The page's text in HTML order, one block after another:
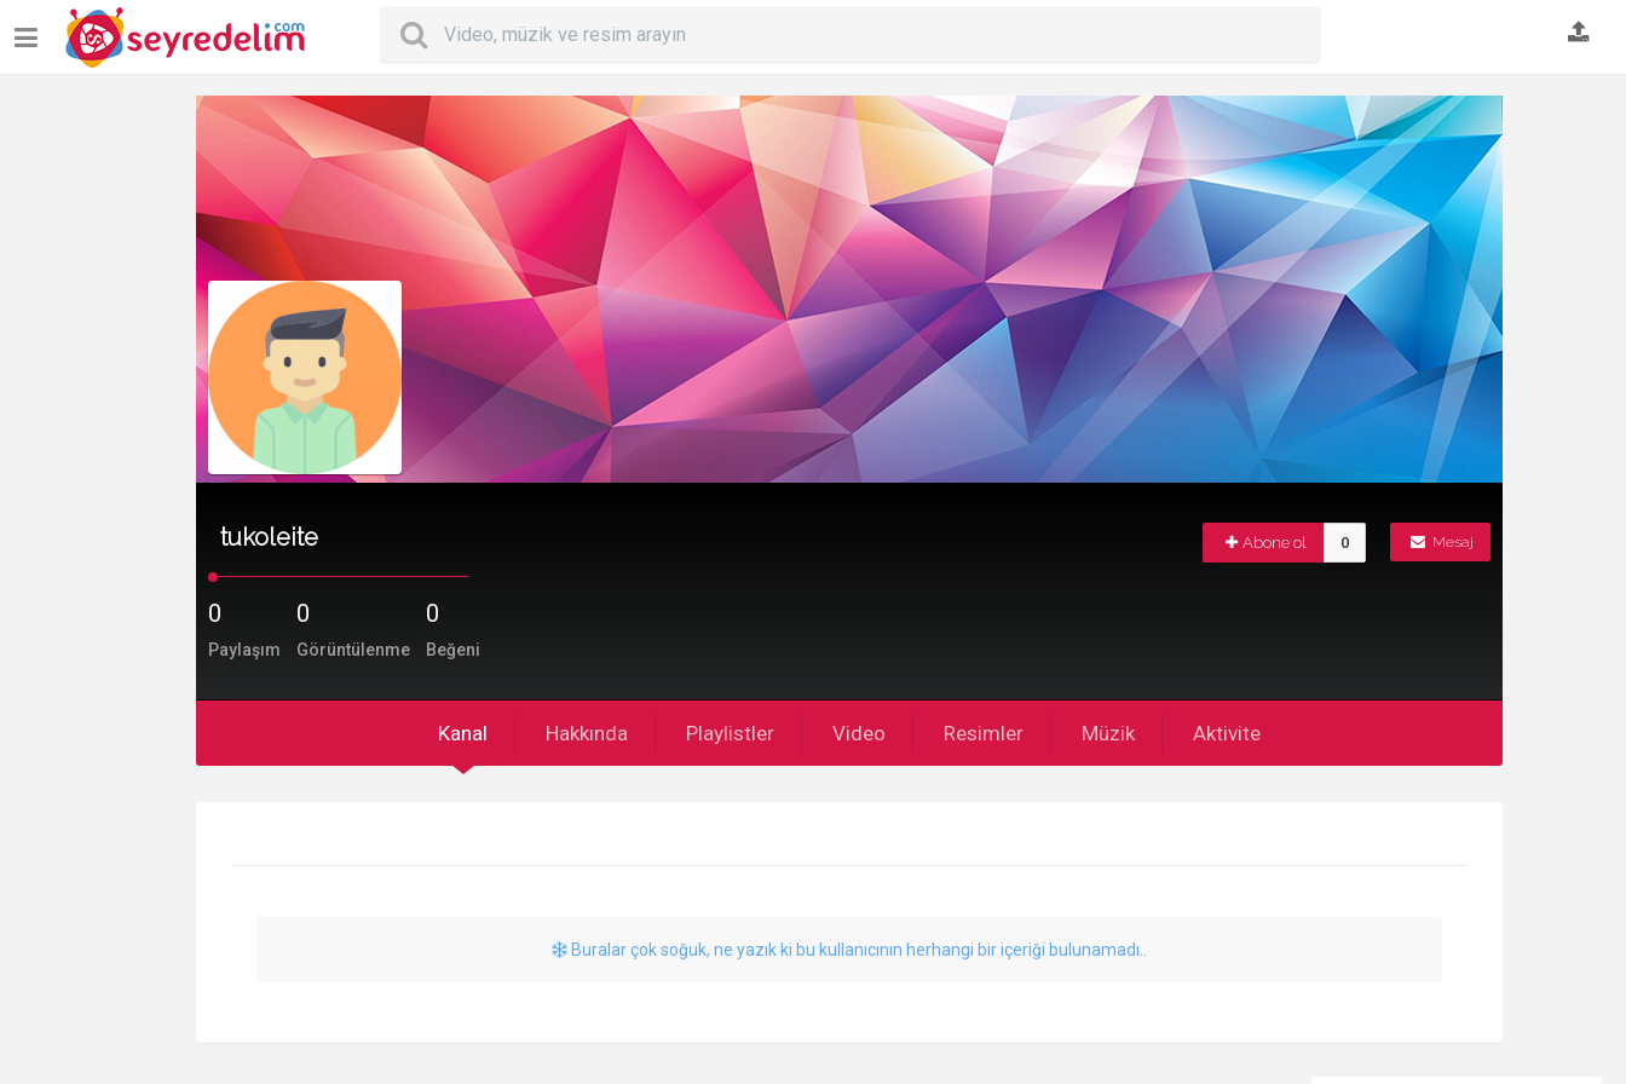
tukoleite Mesaj
Abone ol 0
0
Paylaşım
0
Görüntülenme
0
Beğeni
Kanal Hakkında Playlistler Video Resimler Müzik Aktivite
Buralar çok soğuk, ne yazık ki bu kullanıcının herhangi bir içeriği bulunamadı..